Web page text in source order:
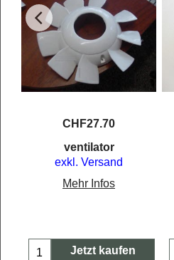
CHF27.70
ventilator
exkl. Versand
Mehr Infos
Jetzt kaufen